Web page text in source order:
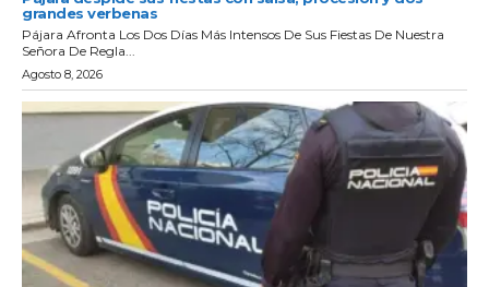
grandes verbenas
Pájara Afronta Los Dos Días Más Intensos De Sus Fiestas De Nuestra
Señora De Regla...
Agosto 8, 2026